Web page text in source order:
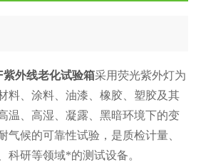
外线老化试验箱采用荧光紫外灯为
料、涂料、油漆、橡胶、塑胶及其
温、高湿、凝露、黑暗环境下的变
气候的可靠性试验，是质检计量、
科研等领域*的测试设备。